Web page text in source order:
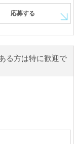
応募する
る方は特に歓迎で